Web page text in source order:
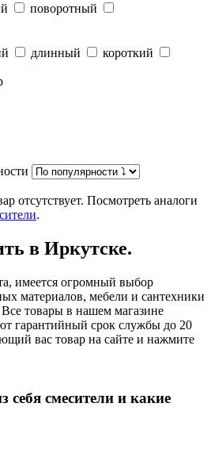
поворотный
длинный
короткий
отсутствует. Посмотреть аналоги
.
в Иркутске.
имеется огромный выбор
материалов, мебели и сантехники
товары в нашем магазине
гарантийный срок службы до 20
вас товар на сайте и нажмите
себя смесители и какие